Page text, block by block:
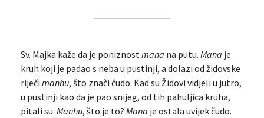
Sv. Majka kaže da je poniznostmana na putu. Mana je
kruh koji je padao s neba u pustinji, a dolazi od židovske
riječi manhu, što znači čudo. Kad su Židovi vidjeli u jutro,
u pustinji kao da je pao snijeg, od tih pahuljica kruha,
pitali su: Manhu, što je to? Mana je ostala uvijek čudo.